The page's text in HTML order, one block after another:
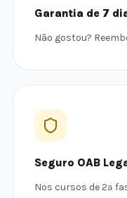
Garantia de 7
Não gostou?
Seguro OAB
Nos cursos de 2ª